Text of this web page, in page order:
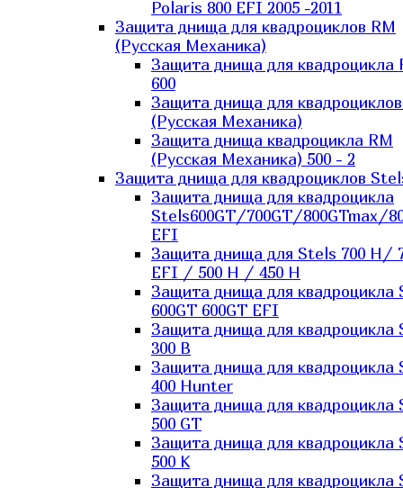
Polaris 800 EFI 2005 -2011
Защита днища для квадроциклов RM
(Русская Механика)
Защита днища для квадроцикла
600
Защита днища для
(Русская Механика)
Защита днища квадроцикла RM
(Русская Механика) 500 - 2
Защита днища для квадроциклов
Защита днища для квадроцикла
Stels600GT/700GT/800GTmax/
EFI
Защита днища для Stels 700 H/
EFI / 500 H / 450 H
Защита днища для квадроцикла
600GT 600GT EFI
Защита днища для квадроцикла
300 B
Защита днища для квадроцикла
400 Hunter
Защита днища для квадроцикла
500 GT
Защита днища для квадроцикла
500 K
Защита днища для квадроцикла